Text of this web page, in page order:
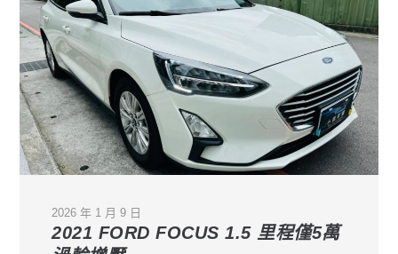
2026 年 1 月 9 日
2021 FORD FOCUS 1.5 里程僅5萬